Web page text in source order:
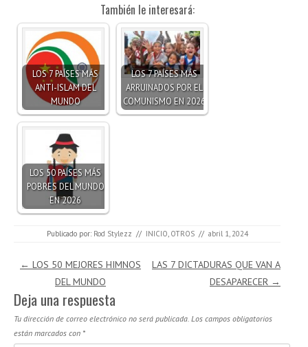
También le interesará:
LOS 7 PAÍSES MÁS
ANTI-ISLAM DEL
MUNDO
LOS 7 PAÍSES MÁS
ARRUINADOS POR EL
COMUNISMO EN 2026
LOS 50 PAÍSES MÁS
POBRES DEL MUNDO
EN 2026
Publicado por: Rod Stylezz // INICIO OTROS // abril 1, 2024
Navegación de entradas
← LOS 50 MEJORES HIMNOS
DEL MUNDO
LAS 7 DICTADURAS QUE VAN A
DESAPARECER →
Deja una respuesta
Tu dirección de correo electrónico no será publicada. Los campos obligatorios
están marcados con *